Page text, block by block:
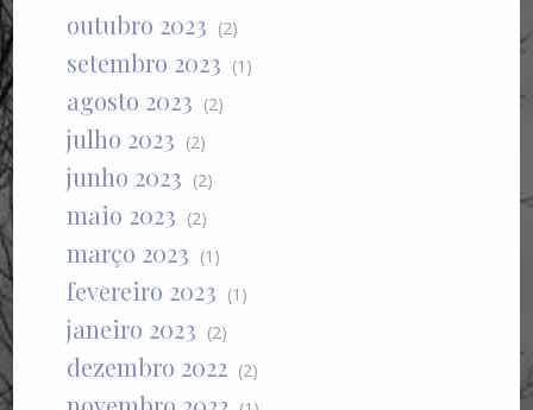
outubro 2023 (2)
setembro 2023 (1)
agosto 2023 (2)
julho 2023 (2)
junho 2023 (2)
maio 2023 (2)
março 2023 (1)
fevereiro 2023 (1)
janeiro 2023 (2)
dezembro 2022 (2)